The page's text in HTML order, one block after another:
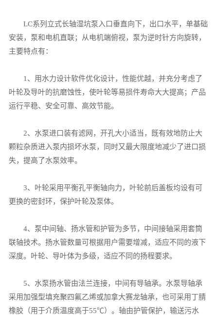
LC系列立式长轴湿坑泵入口垂直向下，出口水平，单基础
安装，泵和电机直联；从电机端俯视，泵为逆时针方向旋转，
主要特点有：
1、用水力设计软件优化设计，性能优越，并充分考虑了
叶轮及导叶的抗磨蚀性，使叶轮等易损件寿命大大提高；产品
运行平稳、安全可靠、高效节能。
2、水泵进口装有滤网，开孔大小适当，既有效地防止大
颗粒杂质进入泵内损坏水泵，同时又最大限度地减少了进口损
失，提高了水泵效率。
3、叶轮采用平衡孔平衡轴向力，叶轮前后盖板均设有可
更换的密封环，保护叶轮及泵体。
4、泵中间轴、扬水管和护管为多节，中间接轴采用套筒
联轴技术。扬水管数量可根据用户需要增减，适应不同的液下
深度。叶轮、导叶体为多级，适应不同的扬程要求。
5、水泵扬水管由法兰连接，中间有导轴承。水泵导轴承
采用加强型填充聚四氟乙烯或加拿大赛龙轴承，也可采用丁腈
橡胶（用于介质温度高于55℃）。轴由护管保护，输送污水